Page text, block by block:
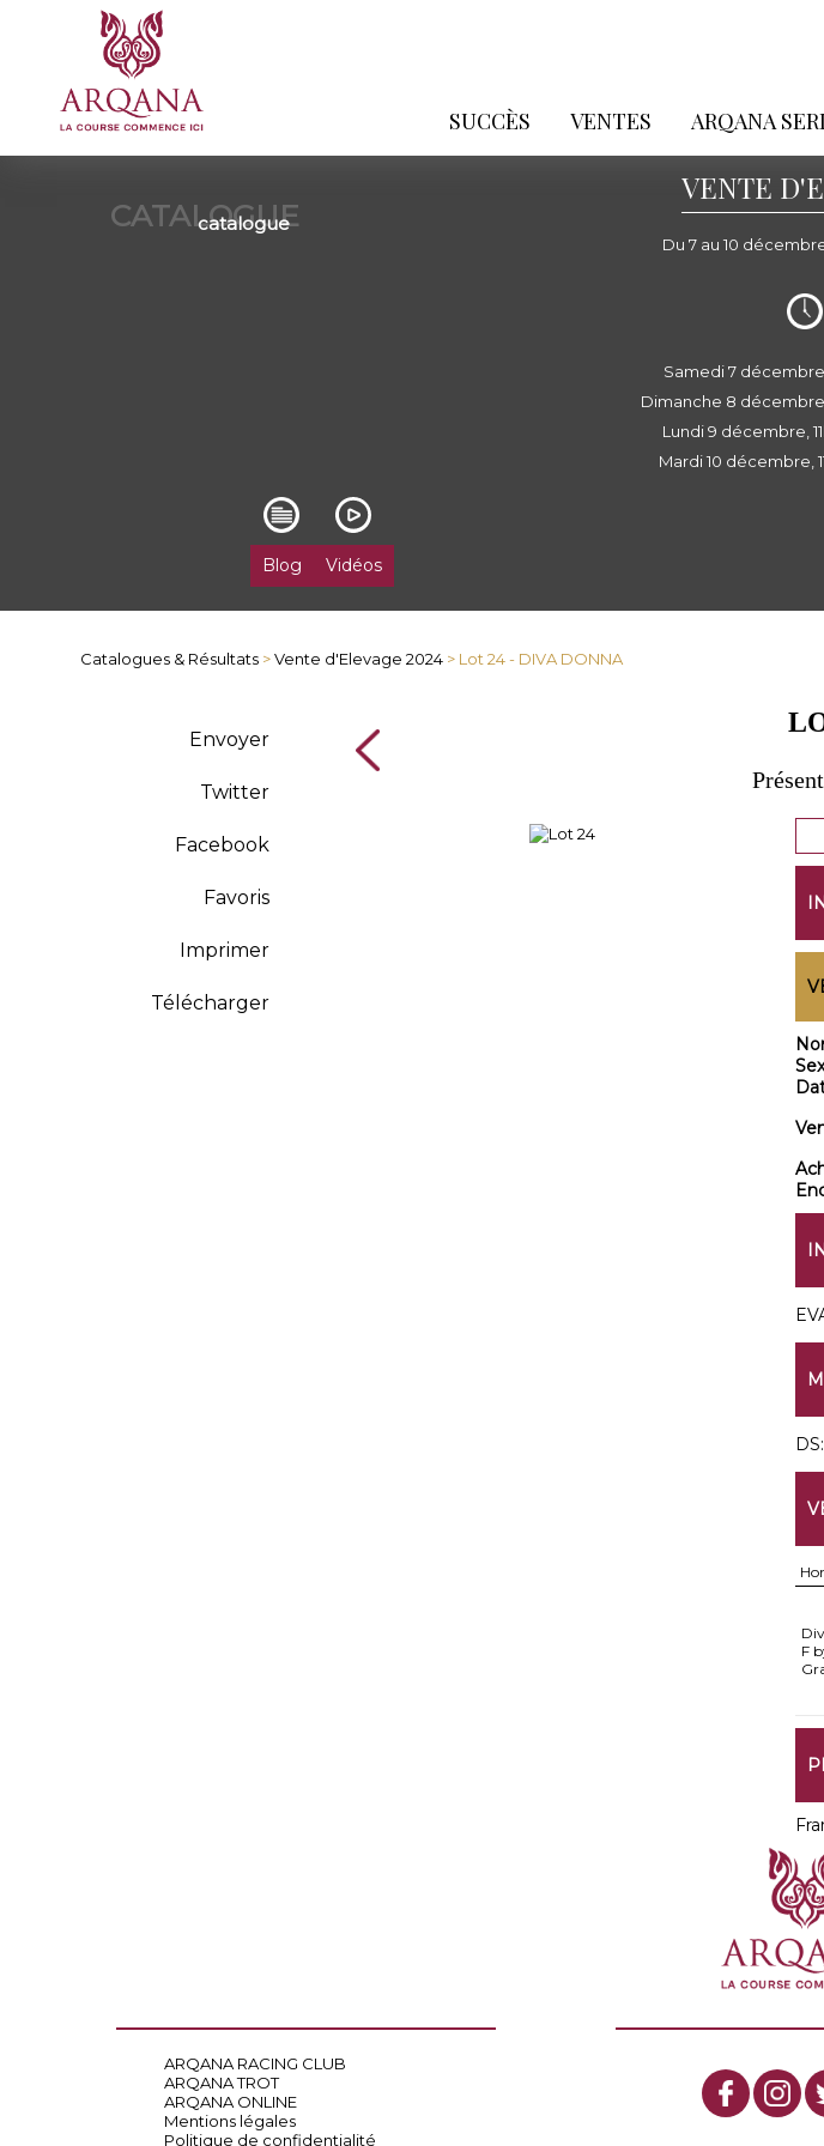
SUCCÈS VENTES ARQANA
CATALOGUE
catalogue
VENTE
Du 7 au 10
Blog Vidéos
Samedi 7 décembre,
Dimanche 8 décembre,
Lundi 9 décembre,
Mardi 10 décembre,
Catalogues & Résultats >Vente d'Elevage 2024 > Lot 24 - DIVA DONNA
Envoyer
Twitter
Facebook
Favoris
Imprimer
Télécharger
F
ARQANA RACING CLUB
ARQANA TROT
ARQANA ONLINE
Mentions légales
Politique de confidentialité